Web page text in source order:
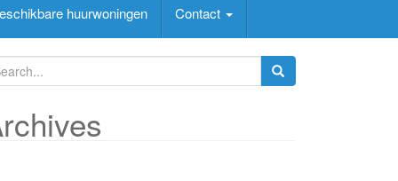
huurwoningen Contact